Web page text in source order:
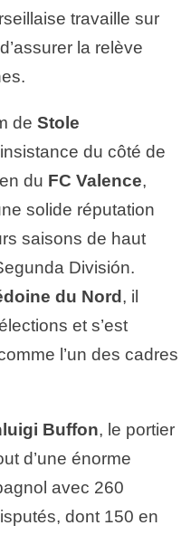
travaille sur
la relève
de Stole
du côté de
du FC Valence,
solide réputation
saisons de haut
División.
du Nord , il
et s’est
l’un des cadres
Buffon, le portier
d’une énorme
avec 260
dont 150 en